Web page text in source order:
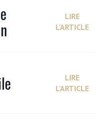
LIRE
L'ARTICLE
LIRE
L'ARTICLE